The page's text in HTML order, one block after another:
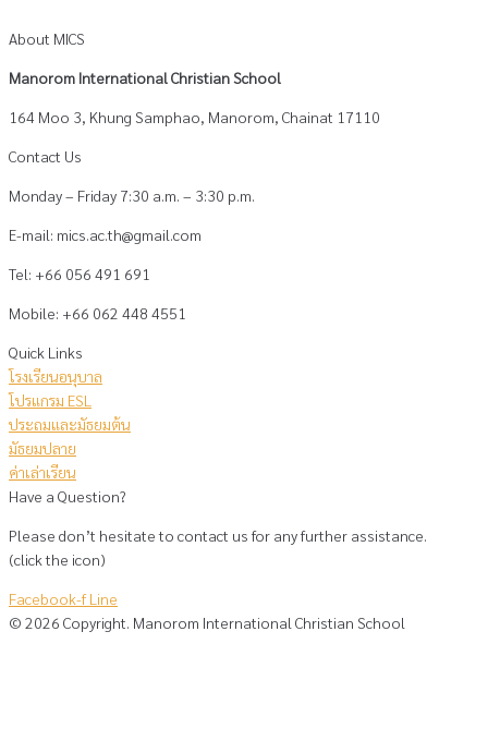
About MICS
Manorom International Christian School
164 Moo 3, Khung Samphao, Manorom, Chainat 17110
Contact Us
Monday – Friday 7:30 a.m. – 3:30 p.m.
E-mail: mics.ac.th@gmail.com
Tel: +66 056 491 691
Mobile: +66 062 448 4551
Quick Links
โรงเรียนอนุบาล
โปรแกรม ESL
ประถมและมัธยมต้น
มัธยมปลาย
ค่าเล่าเรียน
Have a Question?
Please don’t hesitate to contact us for any further assistance.
(click the icon)
Facebook-f Line
© 2026 Copyright. Manorom International Christian School